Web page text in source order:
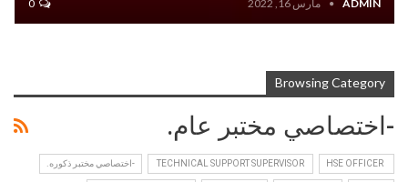
ADMIN مارس 16, 2022
Browsing Category
-اختصاصي مختبر عام.
-اختصاصي مختبر ذكوره.